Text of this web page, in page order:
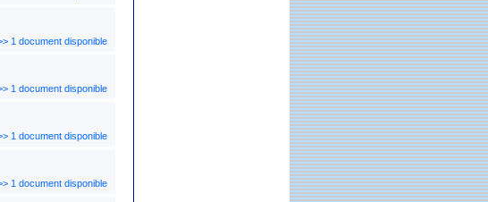
1 document disponible
1 document disponible
1 document disponible
1 document disponible